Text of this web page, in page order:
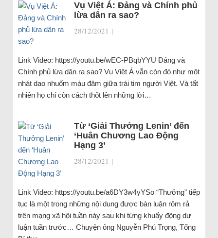
Vụ Việt Á: Đảng và Chính phủ
lừa dân ra sao?
28/12/2021 |
Link Video: https://youtu.be/wEC-PBqbYYU Đảng và
Chính phủ lừa dân ra sao? Vụ Việt Á vẫn còn đó như một
nhát dao nhuốm máu đâm giữa trái tim người Việt. Và tất
nhiên họ chỉ còn cách thốt lên những lời…
Từ ‘Giải Thưởng Lenin’ đến
‘Huân Chương Lao Động
Hạng 3’
28/12/2021 |
Link Video: https://youtu.be/a6DY3w4yYSo “Thưởng” tiếp
tục là một trong những nội dung được bàn luận rôm rả
trên mạng xã hội tuần này sau khi từng khuấy động dư
luận tuần trước… Chuyện ông Nguyễn Phú Trọng, Tổng